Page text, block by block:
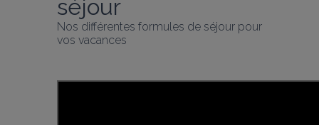
séjour
Nos différentes formules de séjour pour
vos vacances